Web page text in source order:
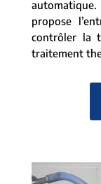
propose
contrôler la
traitement